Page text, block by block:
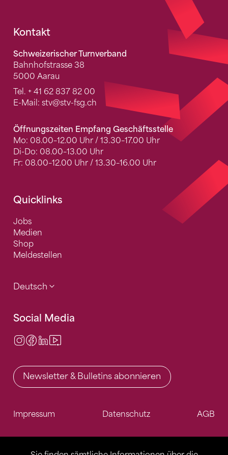
Fusszeile
Kontakt
Schweizerischer Turnverband
Bahnhofstrasse 38
5000 Aarau
Tel. + 41 62 837 82 00
E-Mail: stv@stv-fsg.ch
Öffnungszeiten Empfang Geschäftsstelle
Mo: 08.00–12.00 Uhr / 13.30–17.00 Uhr
Di-Do: 08.00–13.00 Uhr
Fr: 08.00–12.00 Uhr / 13.30–16.00 Uhr
Quicklinks
Jobs
Medien
Shop
Meldestellen
Deutsch
Social Media
Instagram
Facebook
LinkedIn
Newsletter & Bulletins abonnieren
Impressum Datenschutz AGB